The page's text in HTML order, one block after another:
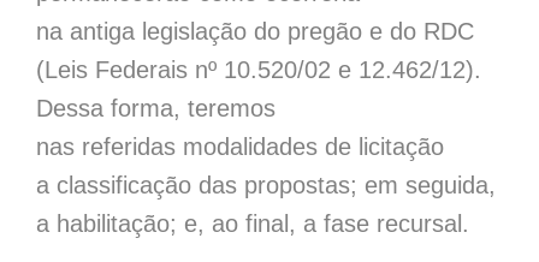
na antiga legislação do pregão e do RDC
(Leis Federais nº 10.520/02 e 12.462/12).
Dessa forma, teremos
nas referidas modalidades de licitação
a classificação das propostas; em seguida,
a habilitação; e, ao final, a fase recursal.